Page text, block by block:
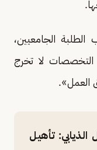
الطلبة الجامعيين،
من 80 % من التخصصات لا تخرج
العمل».
الذيابي: تأهيل